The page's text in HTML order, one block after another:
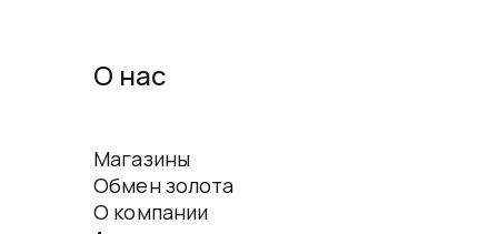
О нас
Магазины
Обмен золота
О компании